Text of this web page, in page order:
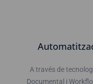
A través de
Documental i